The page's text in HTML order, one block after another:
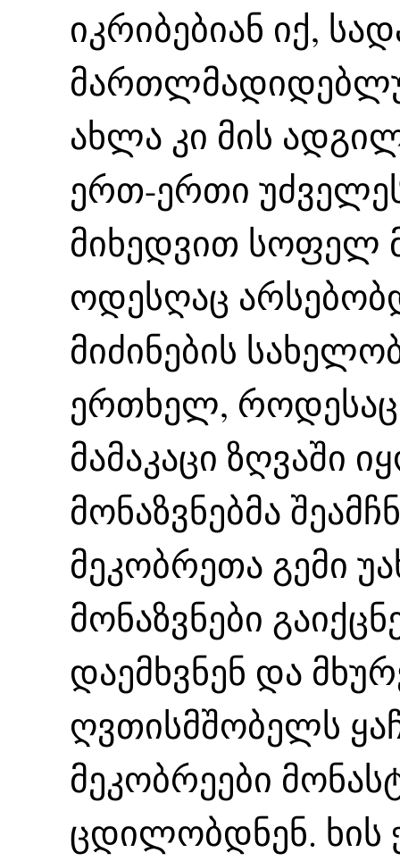
იკრიბებიან იქ,
ახლა კი მის
ერთ-ერთი
მიხედვით სოფელ
ოდესღაც
მიძინების
ერთხელ,
მამაკაცი ზღვაში
მონაზვნებმა
მეკობრეთა გემი
მონაზვნები
დაემხვნენ და
ღვთისმშობელს
მეკობრეები
ცდილობდნენ. ხის